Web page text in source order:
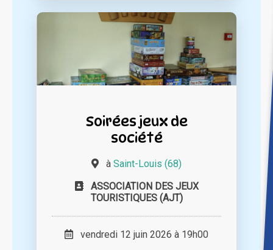
Soirées jeux de
société
à Saint-Louis (68)
ASSOCIATION DES JEUX
TOURISTIQUES (AJT)
vendredi 12 juin 2026 à 19h00